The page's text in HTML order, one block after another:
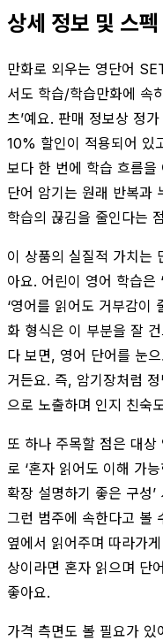
상세 정보 및 스펙
만화로 외우는 영단어
서도 학습/학습만화에 속
츠’예요. 판매 정보상 정
10% 할인이 적용되어 있
보다 한 번에 학습 흐름을
단어 암기는 원래 반복과
학습의 끊김을 줄인다는
이 상품의 실질적 가치는
아요. 어린이 영어 학습은
‘영어를 읽어도 거부감이
화 형식은 이 부분을 잘
다 보면, 영어 단어를 눈
거든요. 즉, 암기장처럼
으로 노출하며 인지 친숙
또 하나 주목할 점은 대상
로 ‘혼자 읽어도 이해 가
확장 설명하기 좋은 구성
그런 범주에 속한다고 볼
옆에서 읽어주며 따라가
상이라면 혼자 읽으며 단
좋아요.
가격 측면도 볼 필요가 있